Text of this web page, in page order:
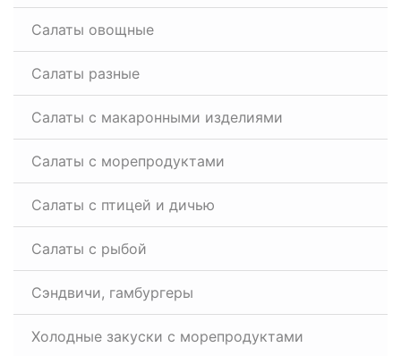
Салаты овощные
Салаты разные
Салаты с макаронными изделиями
Салаты с морепродуктами
Салаты с птицей и дичью
Салаты с рыбой
Сэндвичи, гамбургеры
Холодные закуски с морепродуктами